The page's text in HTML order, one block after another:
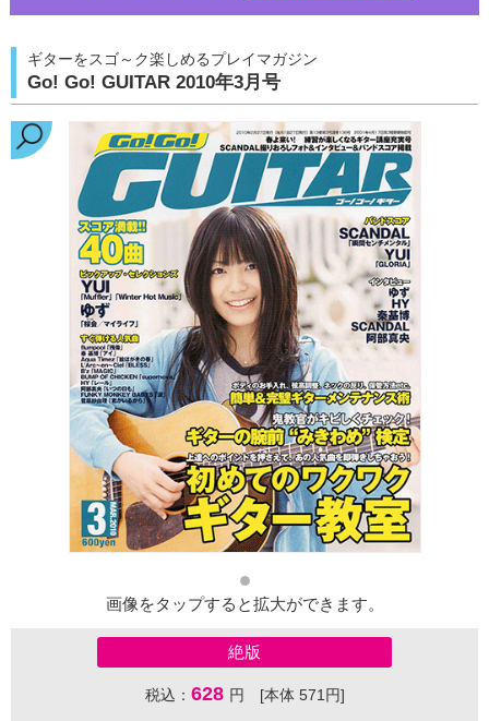
ギターをスゴ～ク楽しめるプレイマガジン
Go! Go! GUITAR 2010年3月号
画像をタップすると拡大ができます。
絶版
税込： 628 円 [本体 571円]